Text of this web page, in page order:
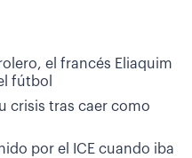
el francés Eliaquim
fútbol
crisis tras caer como
por el ICE cuando iba